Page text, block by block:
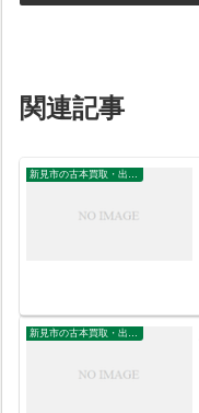
関連記事